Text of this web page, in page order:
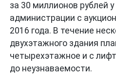
за 30 миллионов рублей у
администрации с
2016 года. В течение
двухэтажного здания
четырехэтажное и с
до неузнаваемости.